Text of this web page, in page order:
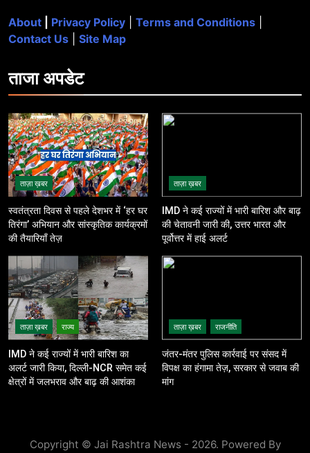
About Privacy Policy Terms and Conditions
Contact Us
Site Map
ताजाअपडेट
ताज़ा ख़बर
स्वतंत्रता दिवस से पहले देशभर में ‘हर घर
तिरंगा’ अभियान और सांस्कृतिक कार्यक्रमों
की तैयारियाँ तेज़
ताज़ा ख़बर
IMD ने कई राज्यों में भारी बारिश और बाढ़
की चेतावनी जारी की, उत्तर भारत और
पूर्वोत्तर में हाई अलर्ट
ताज़ा ख़बर राज्य
IMD ने कई राज्यों में भारी बारिश का
अलर्ट जारी किया, दिल्ली-NCR समेत कई
क्षेत्रों में जलभराव और बाढ़ की आशंका
ताज़ा ख़बर राजनीति
जंतर-मंतर पुलिस कार्रवाई पर संसद में
विपक्ष का हंगामा तेज़, सरकार से जवाब की
मांग
Copyright © Jai Rashtra News - 2026. Powered By